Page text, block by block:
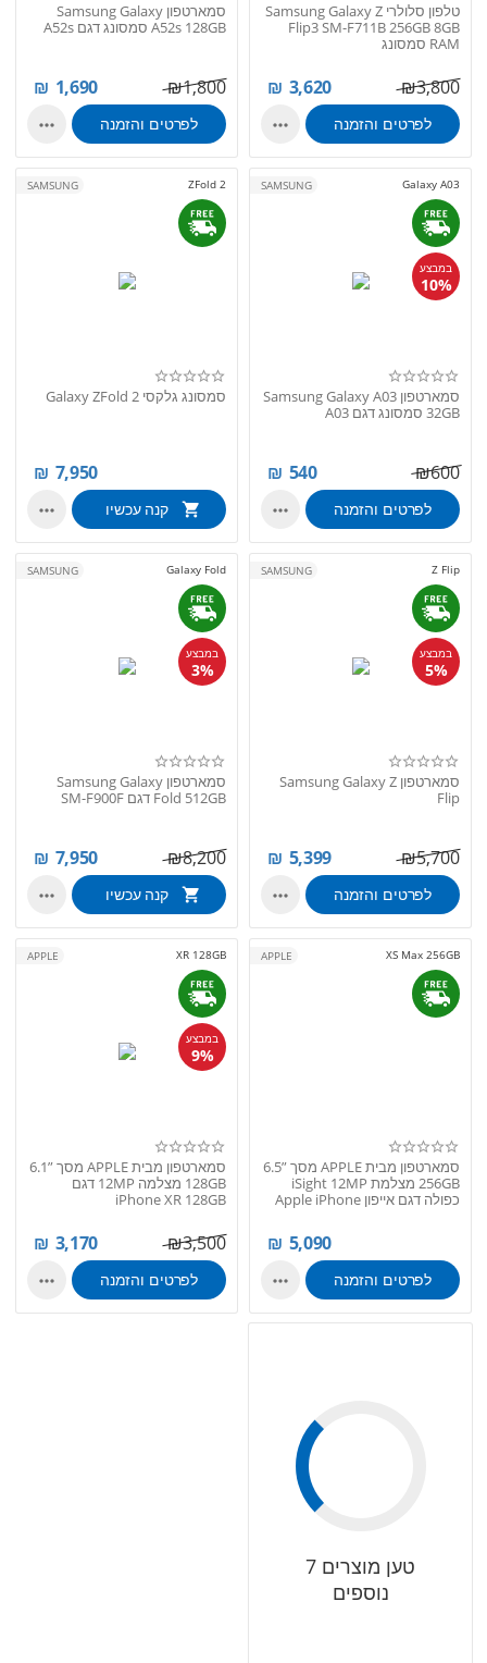
טלפון סלולרי Samsung Galaxy Z
Flip3 SM-F711B 256GB 8GB
RAM סמסונג
3,800
₪
3,620
₪
לפרטים והזמנה 
סמארטפון Samsung Galaxy
A52s 128GB סמסונג דגם A52s
1,800
₪
1,690
₪
לפרטים והזמנה 
Galaxy A03
במבצע
10%
SAMSUNG
סמארטפון Samsung Galaxy A03
32GB סמסונג דגם A03
600
₪
540
₪
לפרטים והזמנה 
ZFold 2
SAMSUNG
סמסונג גלקסי Galaxy ZFold 2
7,950
₪
קנה עכשיו 
Z Flip
במבצע
5%
SAMSUNG
סמארטפון Samsung Galaxy Z
Flip
5,700
₪
5,399
₪
לפרטים והזמנה 
Galaxy Fold
במבצע
3%
SAMSUNG
סמארטפון Samsung Galaxy
Fold 512GB דגם SM-F900F
8,200
₪
7,950
₪
קנה עכשיו 
XS Max 256GB
APPLE
סמארטפון מבית APPLE מסך ”6.5
256GB מצלמת iSight 12MP
כפולה דגם אייפון Apple iPhone
5,090
₪
לפרטים והזמנה 
XR 128GB
במבצע
9%
APPLE
סמארטפון מבית APPLE מסך ”6.1
128GB מצלמה 12MP דגם
iPhone XR 128GB
3,500
₪
3,170
₪
לפרטים והזמנה 
טען מוצרים 7
נוספים